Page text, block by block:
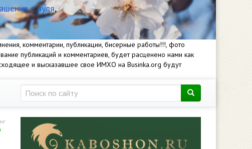
с нуля,
комментарии, публикации, бисерные работы!!!, фото
публикаций и комментариев, будет расценено нами как
и высказавшее свое ИМХО на Businka.org будут